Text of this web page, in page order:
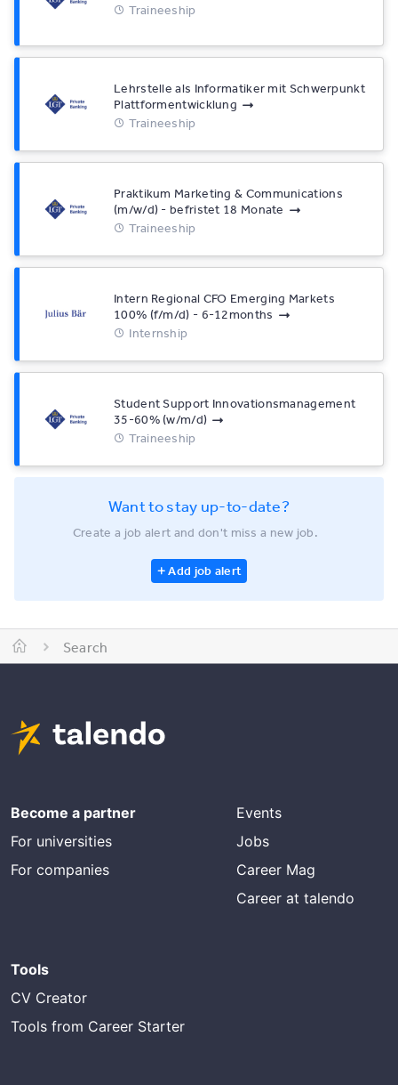
Traineeship
Lehrstelle als Informatiker mit Schwerpunkt
Plattformentwicklung
Traineeship
Praktikum Marketing & Communications
(m/w/d) - befristet 18 Monate
Traineeship
Intern Regional CFO Emerging Markets
100% (f/m/d) - 6-12months
Internship
Student Support Innovationsmanagement
35-60% (w/m/d)
Traineeship
Want to stay up-to-date?
Create a job alert and don't miss a new job.
Add job alert
Search
Become a partner
For universities
For companies
Events
Jobs
Career Mag
Career at talendo
Tools
CV Creator
Tools from Career Starter